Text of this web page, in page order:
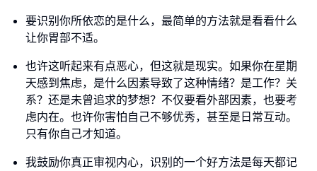
要识别你所依恋的是什么，最简单的方法就是看看什么
让你胃部不适。
也许这听起来有点恶心，但这就是现实。如果你在星期
天感到焦虑，是什么因素导致了这种情绪？是工作？关
系？还是未曾追求的梦想？不仅要看外部因素，也要考
虑内在。也许你害怕自己不够优秀，甚至是日常互动。
只有你自己才知道。
我鼓励你真正审视内心，识别的一个好方法是每天都记